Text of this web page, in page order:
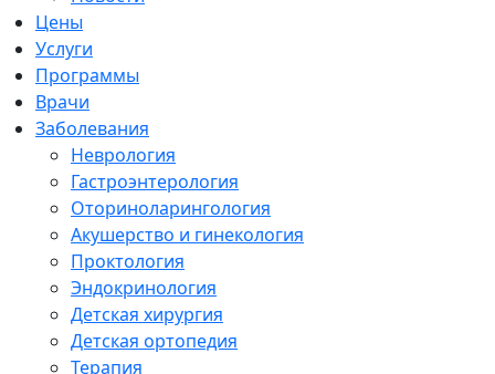
Цены
Услуги
Программы
Врачи
Заболевания
Неврология
Гастроэнтерология
Оториноларингология
Акушерство и гинекология
Проктология
Эндокринология
Детская хирургия
Детская ортопедия
Терапия